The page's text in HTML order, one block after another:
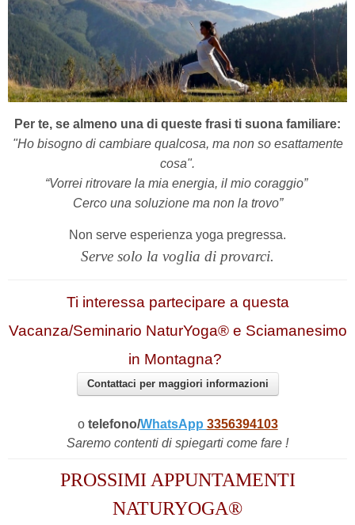
Per te, se almeno una di queste frasi ti suona familiare:
"Ho bisogno di cambiare qualcosa, ma non so esattamente
cosa".
“Vorrei ritrovare la mia energia, il mio coraggio”
Cerco una soluzione ma non la trovo”
Non serve esperienza yoga pregressa.
Serve solo la voglia di provarci.
Ti interessa partecipare a questa
Vacanza/Seminario NaturYoga® e Sciamanesimo
in Montagna?
Contattaci per maggiori informazioni
o telefono/WhatsApp 3356394103
Saremo contenti di spiegarti come fare !
PROSSIMI APPUNTAMENTI
NATURYOGA®